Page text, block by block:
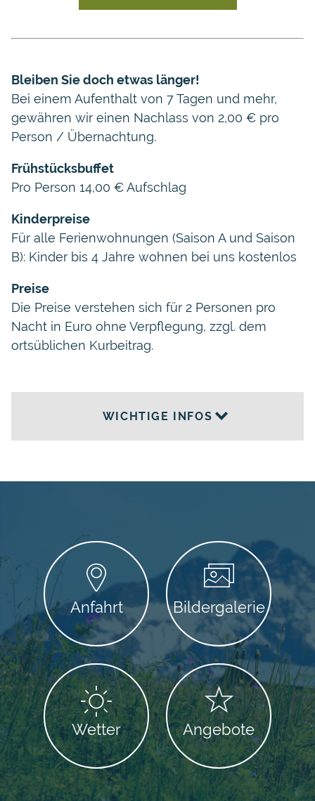
Bleiben Sie doch etwas länger!
Bei einem Aufenthalt von 7 Tagen und mehr,
gewähren wir einen Nachlass von 2,00 € pro
Person / Übernachtung.
Frühstücksbuffet
Pro Person 14,00 € Aufschlag
Kinderpreise
Für alle Ferienwohnungen (Saison A und Saison
B): Kinder bis 4 Jahre wohnen bei uns kostenlos
Preise
Die Preise verstehen sich für 2 Personen pro
Nacht in Euro ohne Verpflegung, zzgl. dem
ortsüblichen Kurbeitrag.
WICHTIGE INFOS
außer sonntags, ein frisch zubereitetes
Abendessen zu genießen. Wir servieren das
Abendessen um 18.30 Uhr.
Rauchen
Wir sind ein nichtraucherfreundliches Hotel!
In unseren Gasträumen, Zimmern und
Ferienwohnungen darf nicht geraucht
werden. Aschenbecher stehen auf der
überdachten Terrasse des Gastraumes und
auf den Balkonen der Zimmer und
Ferienwohnungen zur Verfügung.
Anreise
Die Zimmer und Ferienwohnungen sind ab
Anfahrt Bildergalerie
Wetter Angebote